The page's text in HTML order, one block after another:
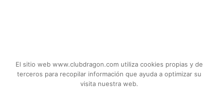
El sitio web www.clubdragon.com utiliza cookies propias y de
terceros para recopilar información que ayuda a optimizar su
visita nuestra web.